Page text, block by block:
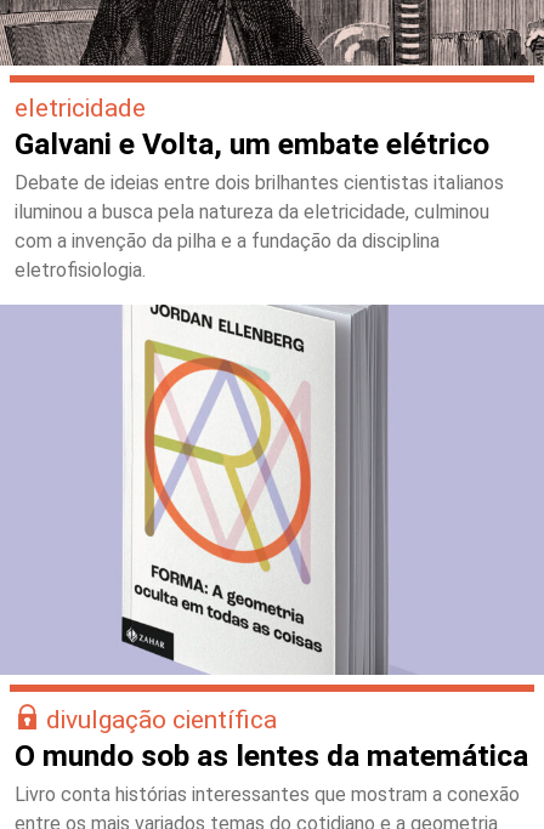
eletricidade
Galvani e Volta, um embate elétrico
Debate de ideias entre dois brilhantes cientistas italianos
iluminou a busca pela natureza da eletricidade, culminou
com a invenção da pilha e a fundação da disciplina
eletrofisiologia.
divulgação científica
O mundo sob as lentes da matemática
Livro conta histórias interessantes que mostram a conexão
entre os mais variados temas do cotidiano e a geometria